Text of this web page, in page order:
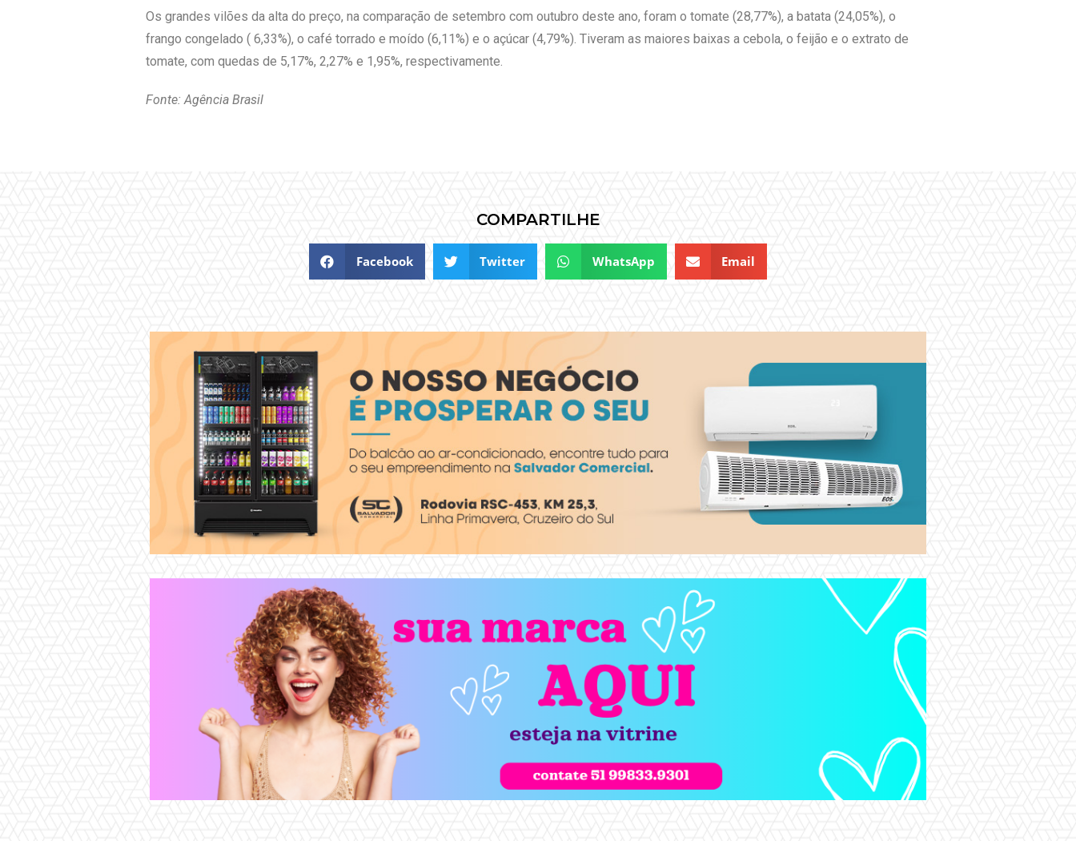
Os grandes vilões da alta do preço, na comparação de setembro com outubro deste ano, foram o tomate (28,77%), a batata (24,05%), o
frango congelado ( 6,33%), o café torrado e moído (6,11%) e o açúcar (4,79%). Tiveram as maiores baixas a cebola, o feijão e o extrato de
tomate, com quedas de 5,17%, 2,27% e 1,95%, respectivamente.
Fonte: Agência Brasil
COMPARTILHE
Facebook Twitter WhatsApp Email